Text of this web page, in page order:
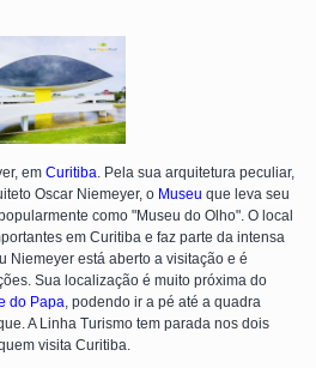
em Curitiba . Pela sua arquitetura peculiar,
Oscar Niemeyer, o Museu que leva seu
como "Museu do Olho". O local
em Curitiba e faz parte da intensa
Niemeyer está aberto a visitação e é
Sua localização é muito próxima do
do Papa , podendo ir a pé até a quadra
A Linha Turismo tem parada nos dois
visita Curitiba.